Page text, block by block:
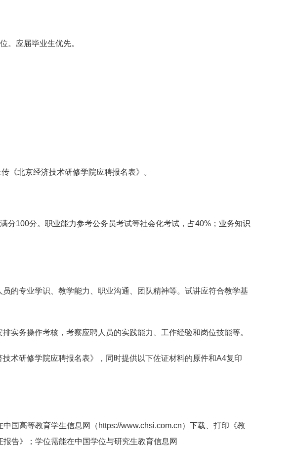
。应届毕业生优先。
北京经济技术研修学院应聘报名表》。
分100分。职业能力参考公务员考试等社会化考试，占40% ；业务知识
的专业学识、教学能力、职业沟通、团队精神等。试讲应符合教学基
实务操作考核，考察应聘人员的实践能力、工作经验和岗位技能等。
术研修学院应聘报名表》，同时提供以下佐证材料的原件和A4复印
国高等教育学生信息网（ https://www.chsi.com.cn）下载、打印《教
告》；学位需能在中国学位与研究生教育信息网